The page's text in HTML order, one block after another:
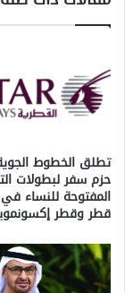
تطلق الخطوط
حزم سفر لبطولات
المفتوحة للنساء
قطر وقطر